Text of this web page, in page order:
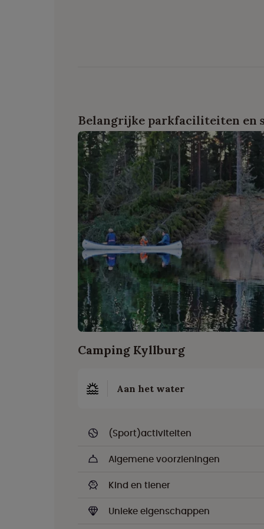
Belangrijke parkfaciliteiten en
Camping Kyllburg
Aan het water
(Sport)activiteiten
Algemene voorzieningen
Kind en tiener
Unieke eigenschappen